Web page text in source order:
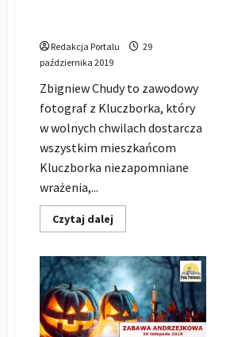
Redakcja Portalu
29
października 2019
Zbigniew Chudy to zawodowy
fotograf z Kluczborka, który
w wolnych chwilach dostarcza
wszystkim mieszkańcom
Kluczborka niezapomniane
wrażenia,...
Czytaj dalej
się
Kluczbork
okiem
Zbyszka
Chudego
–
galeria
zdjęć